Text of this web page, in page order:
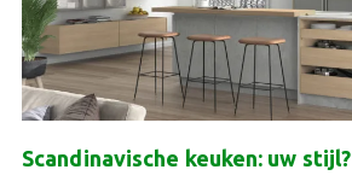
Scandinavische keuken: uw stijl?